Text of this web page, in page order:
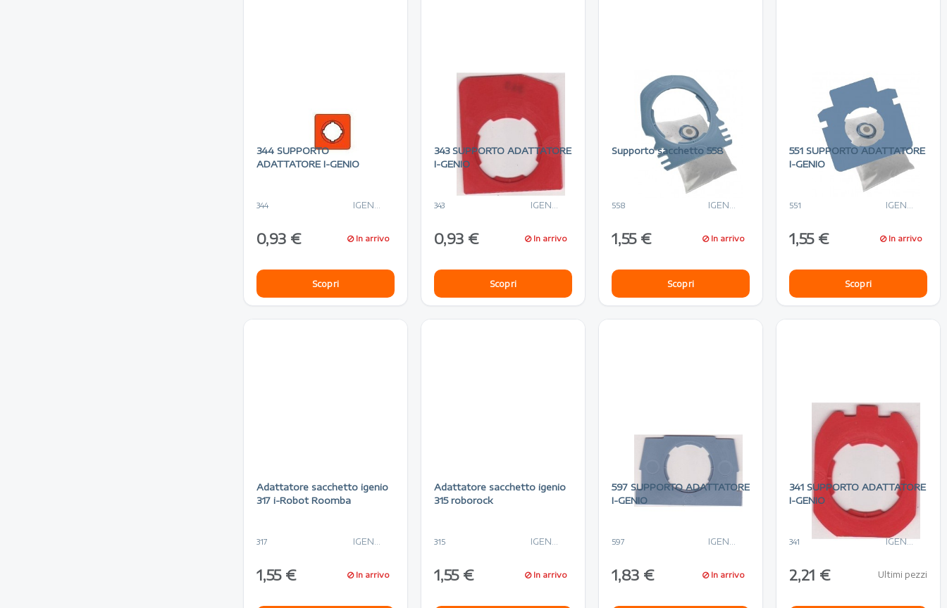
344 SUPPORTO
ADATTATORE I-GENIO
344 IGENIO
0,93 € In arrivo
Scopri
343 SUPPORTO ADATTATORE
I-GENIO
343 IGENIO
0,93 € In arrivo
Scopri
Supporto sacchetto 558
558 IGENIO
1,55 € In arrivo
Scopri
551 SUPPORTO ADATTATORE
I-GENIO
551 IGENIO
1,55 € In arrivo
Scopri
Adattatore sacchetto igenio
317 i-Robot Roomba
317 IGENIO
1,55 € In arrivo
Adattatore sacchetto igenio
315 roborock
315 IGENIO
1,55 € In arrivo
597 SUPPORTO ADATTATORE
I-GENIO
597 IGENIO
1,83 € In arrivo
341 SUPPORTO ADATTATORE
I-GENIO
341 IGENIO
2,21 € Ultimi pezzi